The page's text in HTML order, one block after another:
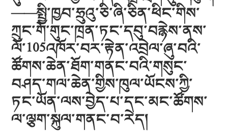
——སྤྱི་ཁྱབ་ཧྲུའུ་ཅི་ཞི་ཅིན་ཕིང་གིས་
ཀྲུང་གོ་གུང་ཁྲན་ཏང་དབུ་བརྙེས་ནས་
ལོ་105འཁོར་བར་རྟེན་འབྲེལ་ཞུ་བའི་
ཚོགས་ཆེན་ཐོག་གནང་བའི་གསུང་
བཤད་གལ་ཆེན་གྱིས་ཁུལ་ཡོངས་ཀྱི་
ཏང་ཡོན་ལས་བྱེད་པ་དང་མང་ཚོགས་
ལ་ལྕག་སྐུལ་གནང་བ་རེད།